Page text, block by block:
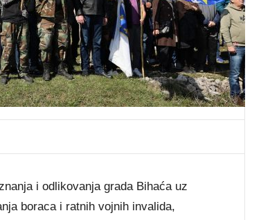
i odlikovanja grada Bihaća uz
boraca i ratnih vojnih invalida,